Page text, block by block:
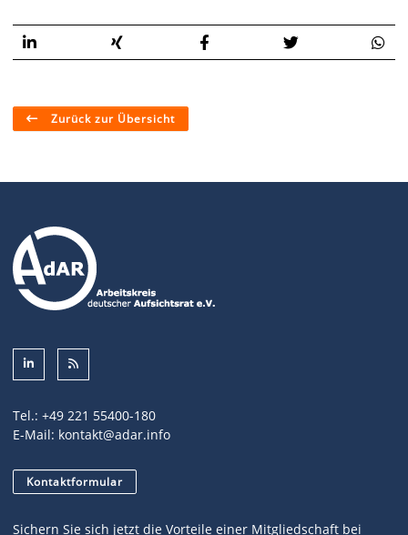
Zurück zur Übersicht
Tel.: +49 221 55400-180
E-Mail: kontakt@adar.info
Kontaktformular
Sichern Sie sich jetzt die Vorteile einer Mitgliedschaft bei